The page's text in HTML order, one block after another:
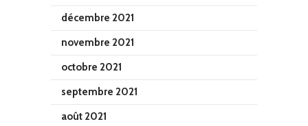
décembre 2021
novembre 2021
octobre 2021
septembre 2021
août 2021